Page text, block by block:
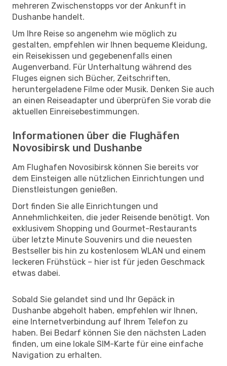
mehreren Zwischenstopps vor der Ankunft in
Dushanbe handelt.
Um Ihre Reise so angenehm wie möglich zu
gestalten, empfehlen wir Ihnen bequeme Kleidung,
ein Reisekissen und gegebenenfalls einen
Augenverband. Für Unterhaltung während des
Fluges eignen sich Bücher, Zeitschriften,
heruntergeladene Filme oder Musik. Denken Sie auch
an einen Reiseadapter und überprüfen Sie vorab die
aktuellen Einreisebestimmungen.
Informationen über die Flughäfen
Novosibirsk und Dushanbe
Am Flughafen Novosibirsk können Sie bereits vor
dem Einsteigen alle nützlichen Einrichtungen und
Dienstleistungen genießen.
Dort finden Sie alle Einrichtungen und
Annehmlichkeiten, die jeder Reisende benötigt. Von
exklusivem Shopping und Gourmet-Restaurants
über letzte Minute Souvenirs und die neuesten
Bestseller bis hin zu kostenlosem WLAN und einem
leckeren Frühstück – hier ist für jeden Geschmack
etwas dabei.
Sobald Sie gelandet sind und Ihr Gepäck in
Dushanbe abgeholt haben, empfehlen wir Ihnen,
eine Internetverbindung auf Ihrem Telefon zu
haben. Bei Bedarf können Sie den nächsten Laden
finden, um eine lokale SIM-Karte für eine einfache
Navigation zu erhalten.